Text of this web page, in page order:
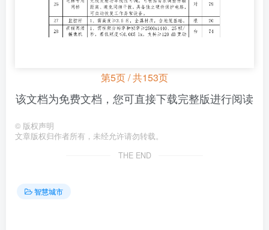
第5页 / 共153页
该文档为免费文档，您可直接下载完整版进行阅读
© 版权声明
文章版权归作者所有，未经允许请勿转载。
THE END
智慧城市